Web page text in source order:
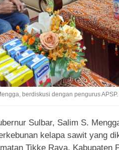
berdiskusi dengan pengurus APSP.
Sulbar, Salim S.
kelapa sawit yang
Tikke Raya, Kabupaten